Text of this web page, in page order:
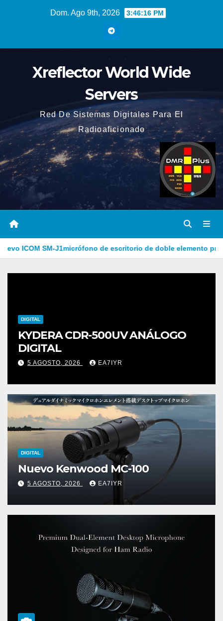
Dom. Ago 9th, 2026 3:46:18 PM
Xreflector World Wide
Servers
Red De Sistemas Digitales Para El
Radioaficionado
de escritorio de doble elemento premium YA
DIGITAL
KYDERA CDR-500UV ANÁLOGO
DIGITAL
5 AGOSTO, 2026 EA7IYR
DIGITAL
Nuevo Kenwood MC-100
5 AGOSTO, 2026 EA7IYR